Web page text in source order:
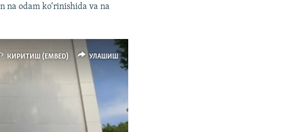
na odam ko‘rinishida va na
КИРИТИШ (EMBED) УЛАШИШ
эмас